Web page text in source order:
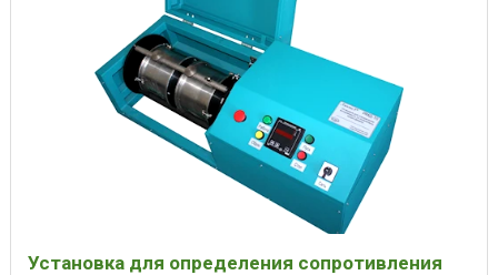
Установка для определения сопротивления